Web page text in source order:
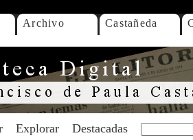
Archivo Castañeda
Explorar Destacadas